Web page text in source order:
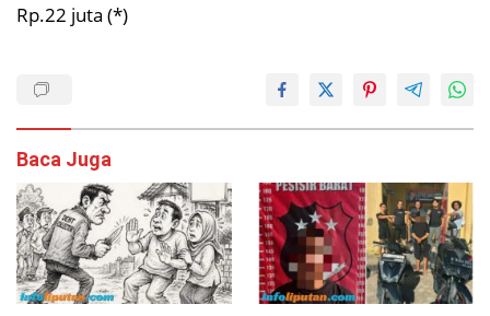
Rp.22 juta (*)
Baca Juga